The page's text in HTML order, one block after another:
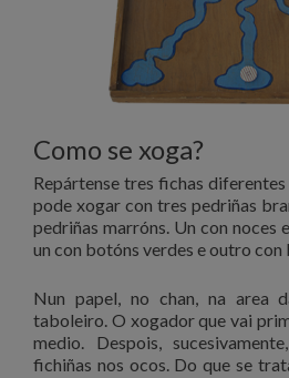
Como se xoga?
Repártense tres fichas
pode xogar con tres pedriñas
pedriñas marróns. Un con noces
un con botóns verdes e outro
Nun papel, no chan, na area
taboleiro. O xogador que vai
medio. Despois,
fichiñas nos ocos. Do que se